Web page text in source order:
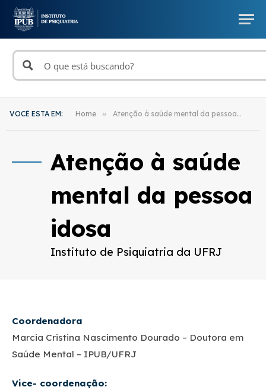
VOCÊ ESTA EM: Home » Atenção à saúde mental da pessoa idosa (Page 6)
Atenção à saúde
mental da pessoa
idosa
Instituto de Psiquiatria da UFRJ
Coordenadora
Marcia Cristina Nascimento Dourado – Doutora em
Saúde Mental – IPUB/UFRJ
Vice- coordenação: